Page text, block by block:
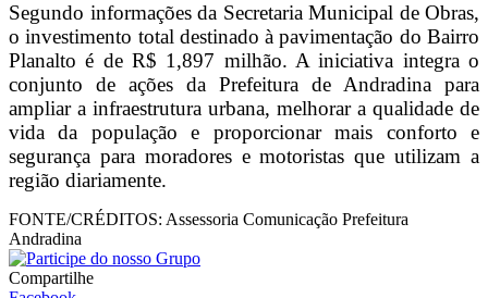
Segundo informações da Secretaria Municipal de Obras,
o investimento total destinado à pavimentação do Bairro
Planalto é de R$ 1,897 milhão. A iniciativa integra o
conjunto de ações da Prefeitura de Andradina para
ampliar a infraestrutura urbana, melhorar a qualidade de
vida da população e proporcionar mais conforto e
segurança para moradores e motoristas que utilizam a
região diariamente.
FONTE/CRÉDITOS: Assessoria Comunicação Prefeitura
Andradina
Compartilhe